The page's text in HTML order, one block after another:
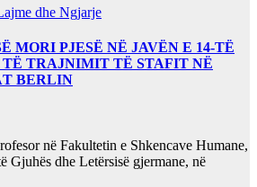
dhe Ngjarje
MORI PJESË NË JAVËN E 14-TË
TRAJNIMIT TË STAFIT NË
BERLIN
në Fakultetin e Shkencave Humane,
Gjuhës dhe Letërsisë gjermane, në